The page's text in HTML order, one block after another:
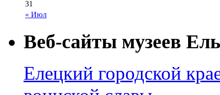
« Июл
31
Веб-сайты музеев
Елецкий городской